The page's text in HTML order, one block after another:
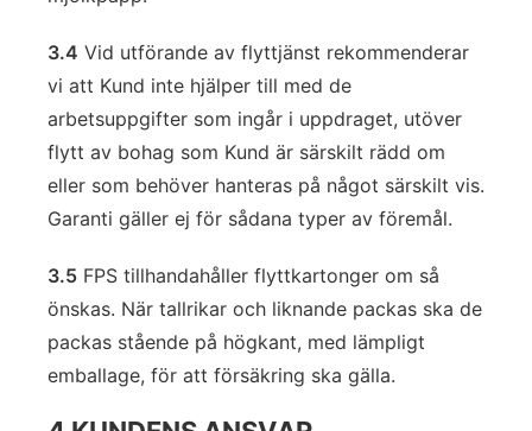
3.4 Vid utförande av flyttjänst rekommenderar
vi att Kund inte hjälper till med de
arbetsuppgifter som ingår i uppdraget, utöver
flytt av bohag som Kund är särskilt rädd om
eller som behöver hanteras på något särskilt vis.
Garanti gäller ej för sådana typer av föremål.
3.5 FPS tillhandahåller flyttkartonger om så
önskas. När tallrikar och liknande packas ska de
packas stående på högkant, med lämpligt
emballage, för att försäkring ska gälla.